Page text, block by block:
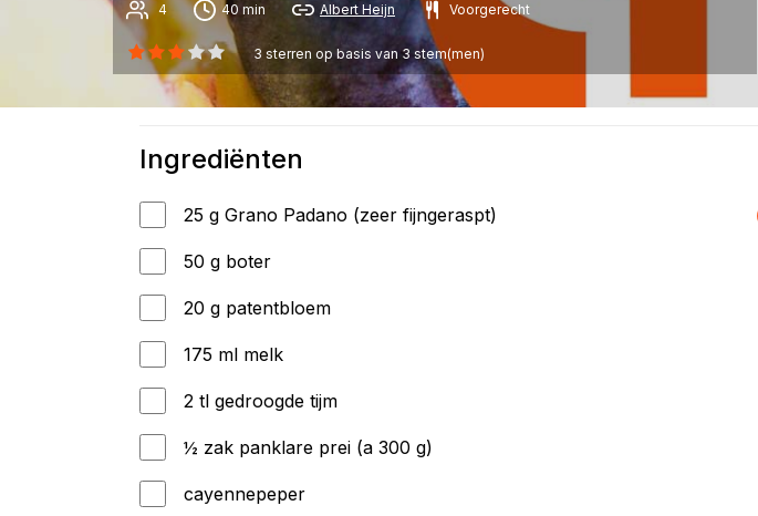
4 40 min Albert Heijn Voorgerecht
3 sterren op basis van3 stem(men)
Ingrediënten
25 g Grano Padano (zeer fijngeraspt)
50 g boter
20 g patentbloem
175 ml melk
2 tl gedroogde tijm
½ zak panklare prei (a 300 g)
cayennepeper